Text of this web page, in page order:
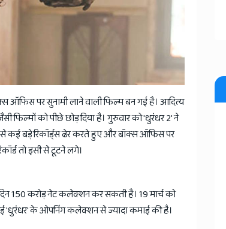
ऑफिस पर सुनामी लाने वाली फिल्म बन गई है। आदित्य
फिल्मों को पीछे छोड़ दिया है। गुरुवार को 'धुरंधर 2' ने
से कई बड़े रिकॉर्ड्स ढेर करते हुए और बॉक्स ऑफिस पर
तो इसी से टूटने लगे।
150 करोड़ नेट कलेक्शन कर सकती है। 19 मार्च को
'धुरंधर' के ओपनिंग कलेक्शन से ज्यादा कमाई की है।